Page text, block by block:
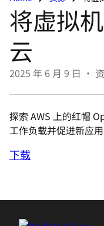
言将虚拟
云
2025 年 6 月 9 日 •
探索 AWS 上的红帽
工作负载并促进新应用
下载